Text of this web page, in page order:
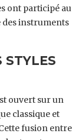
ont participé au
des instruments
STYLES
ouvert sur un
classique et
fusion entre